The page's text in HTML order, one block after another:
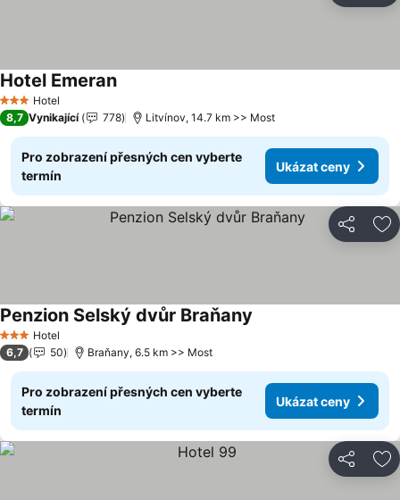
3 Počet hvězdiček
Hotel
Hotel Emeran
8,7 Vynikající 778 Litvínov, 14.7 km >> Most
Pro zobrazení přesných cen vyberte
termín
Ukázat ceny
Sdílet
3 Počet hvězdiček
Hotel
Penzion Selský dvůr Braňany
6,7 50 Braňany, 6.5 km >> Most
Pro zobrazení přesných cen vyberte
termín
Ukázat ceny
Sdílet